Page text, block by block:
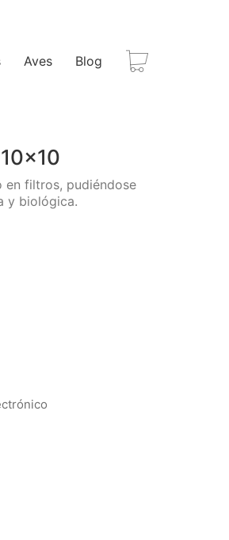
Aves Blog
en filtros, pudiéndose
y biológica.